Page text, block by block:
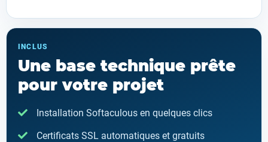
INCLUS
Une base technique prête
pour votre projet
Installation Softaculous en quelques clics
Certificats SSL automatiques et gratuits